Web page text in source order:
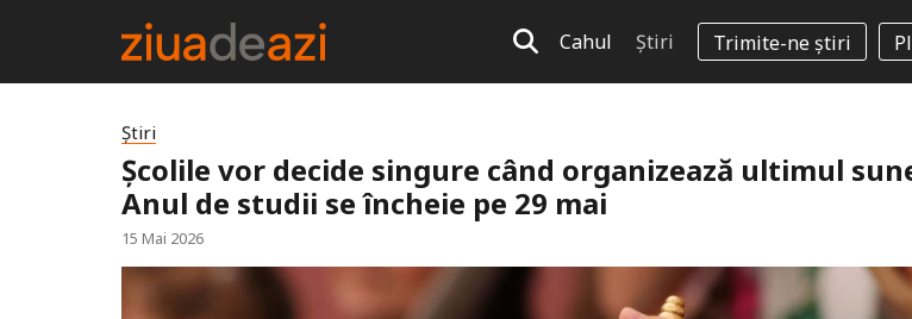
Cahul Știri Trimite-ne știri
Știri
Școlile vor decide singure când organizează ultimul
Anul de studii se încheie pe 29 mai
15 Mai 2026